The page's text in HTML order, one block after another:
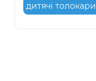
дитячі толокари